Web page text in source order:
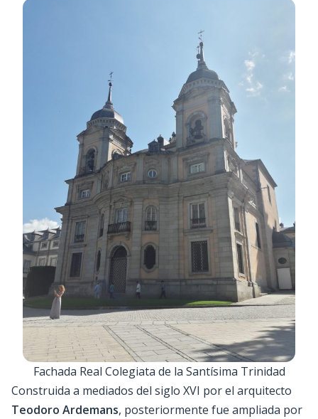
Fachada Real Colegiata de la Santísima Trinidad
Construida a mediados del siglo XVI por el arquitecto
Teodoro Ardemans, posteriormente fue ampliada por